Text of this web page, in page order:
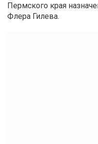
Пермского края
Флера Гилева.